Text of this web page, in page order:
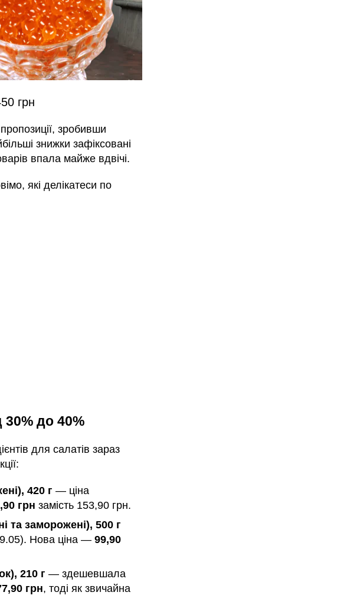
грн
зробивши
знижки зафіксовані
впала майже вдвічі.
які делікатеси по
30% до 40%
для салатів зараз
420 г — ціна
грн замість 153,90 грн.
та заморожені), 500 г
Нова ціна — 99,90
210 г — здешевшала
грн, тоді як звичайна